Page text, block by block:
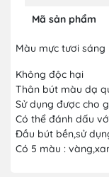
Mã sản phẩm
Màu mực tươi sáng
Không độc hại
Thân bút màu dạ
Sử dụng được cho
Có thể đánh dấu
Đầu bút bền,sử
Có 5 màu :